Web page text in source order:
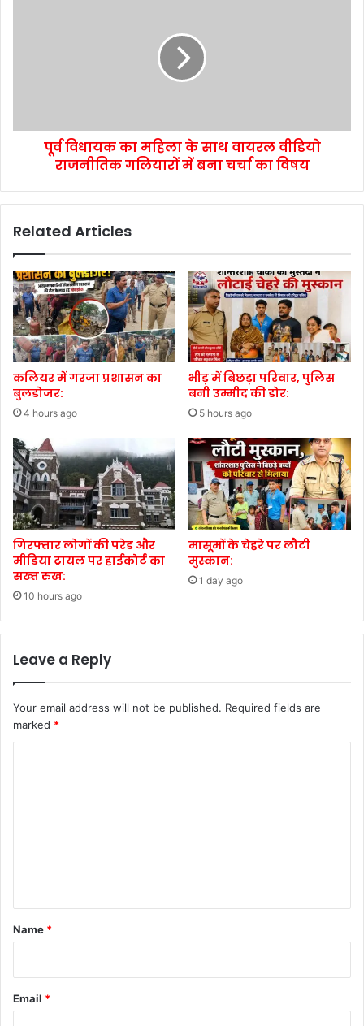
पूर्व विधायक का महिला के साथ वायरल वीडियो
राजनीतिक गलियारों में बना चर्चा का विषय
Related Articles
कलियर में गरजा प्रशासन का
बुलडोजर:
4 hours ago
भीड़ में बिछड़ा परिवार, पुलिस
बनी उम्मीद की डोर:
5 hours ago
गिरफ्तार लोगों की परेड और
मीडिया ट्रायल पर हाईकोर्ट का
सख्त रुख:
10 hours ago
मासूमों के चेहरे पर लौटी
मुस्कान:
1 day ago
Leave a Reply
Your email address will not be published. Required fields are
marked *
*
Name *
Email *